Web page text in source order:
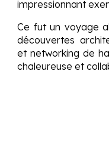
impressionnant
Ce fut un voyage
découvertes
et networking de
chaleureuse et